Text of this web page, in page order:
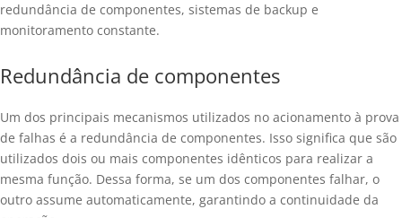
redundância de componentes, sistemas de backup e
monitoramento constante.
Redundância de componentes
Um dos principais mecanismos utilizados no acionamento à prova
de falhas é a redundância de componentes. Isso significa que são
utilizados dois ou mais componentes idênticos para realizar a
mesma função. Dessa forma, se um dos componentes falhar, o
outro assume automaticamente, garantindo a continuidade da